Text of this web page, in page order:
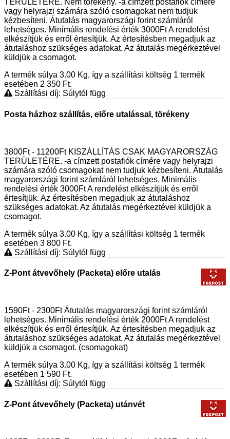
TERÜLETÉRE. Nem törékeny. -a címzett postafiók címére
vagy helyrajzi számára szóló csomagokat nem tudjuk
kézbesíteni. Átutalás magyarországi forint számláról
lehetséges. Minimális rendelési érték 3000Ft A rendelést
elkészítjük és erről értesítjük. Az értesítésben megadjuk az
átutaláshoz szükséges adatokat. Az átutalás megérkeztével
küldjük a csomagot.
A termék súlya 3.00 Kg, így a szállítási költség 1 termék
esetében 2 350 Ft.
Szállítási díj: Súlytól függ
Posta házhoz szállítás, előre utalással, törékeny
3800Ft - 11200Ft KISZÁLLÍTÁS CSAK MAGYARORSZÁG
TERÜLETÉRE. -a címzett postafiók címére vagy helyrajzi
számára szóló csomagokat nem tudjuk kézbesíteni. Átutalás
magyarországi forint számláról lehetséges. Minimális
rendelési érték 3000Ft A rendelést elkészítjük és erről
értesítjük. Az értesítésben megadjuk az átutaláshoz
szükséges adatokat. Az átutalás megérkeztével küldjük a
csomagot.
A termék súlya 3.00 Kg, így a szállítási költség 1 termék
esetében 3 800 Ft.
Szállítási díj: Súlytól függ
Z-Pont átvevőhely (Packeta) előre utalás
1590Ft - 2300Ft Átutalás magyarországi forint számláról
lehetséges. Minimális rendelési érték 2000Ft A rendelést
elkészítjük és erről értesítjük. Az értesítésben megadjuk az
átutaláshoz szükséges adatokat. Az átutalás megérkeztével
küldjük a csomagot. (csomagokat)
A termék súlya 3.00 Kg, így a szállítási költség 1 termék
esetében 1 590 Ft.
Szállítási díj: Súlytól függ
Z-Pont átvevőhely (Packeta) utánvét